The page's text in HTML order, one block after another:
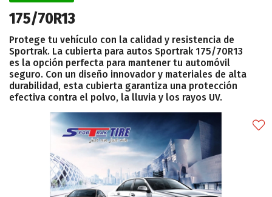
Enviar
175/70R13
Protege tu vehículo con la calidad y resistencia de
Sportrak. La cubierta para autos Sportrak 175/70R13
es la opción perfecta para mantener tu automóvil
seguro. Con un diseño innovador y materiales de alta
durabilidad, esta cubierta garantiza una protección
efectiva contra el polvo, la lluvia y los rayos UV.